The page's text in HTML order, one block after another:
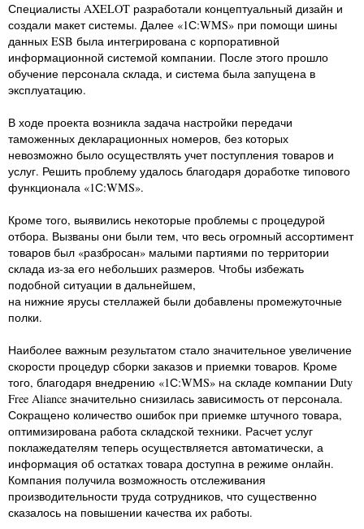
Специалисты AXELOT разработали концептуальный дизайн и
создали макет системы. Далее «1С:WMS» при помощи шины
данных ESB была интегрирована с корпоративной
информационной системой компании. После этого прошло
обучение персонала склада, и система была запущена в
эксплуатацию.
В ходе проекта возникла задача настройки передачи
таможенных декларационных номеров, без которых
невозможно было осуществлять учет поступления товаров и
услуг. Решить проблему удалось благодаря доработке типового
функционала «1С:WMS».
Кроме того, выявились некоторые проблемы с процедурой
отбора. Вызваны они были тем, что весь огромный ассортимент
товаров был «разбросан» малыми партиями по территории
склада из-за его небольших размеров. Чтобы избежать
подобной ситуации в дальнейшем,
на нижние ярусы стеллажей были добавлены промежуточные
полки.
Наиболее важным результатом стало значительное увеличение
скорости процедур сборки заказов и приемки товаров. Кроме
того, благодаря внедрению «1С:WMS» на складе компании Duty
Free Aliance значительно снизилась зависимость от персонала.
Сокращено количество ошибок при приемке штучного товара,
оптимизирована работа складской техники. Расчет услуг
поклажедателям теперь осуществляется автоматически, а
информация об остатках товара доступна в режиме онлайн.
Компания получила возможность отслеживания
производительности труда сотрудников, что существенно
сказалось на повышении качества их работы.